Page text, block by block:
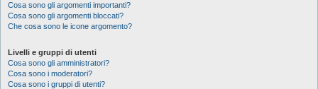
Cosa sono gli argomenti importanti?
Cosa sono gli argomenti bloccati?
Che cosa sono le icone argomento?
Livelli e gruppi di utenti
Cosa sono gli amministratori?
Cosa sono i moderatori?
Cosa sono i gruppi di utenti?